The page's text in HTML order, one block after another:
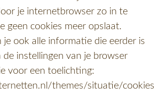
je internetbrowser zo in te
geen cookies meer opslaat.
je ook alle informatie die eerder is
de instellingen van je browser
voor een toelichting:
themes/situatie/